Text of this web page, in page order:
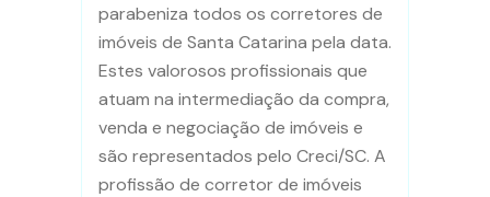
parabeniza todos os corretores de
imóveis de Santa Catarina pela data.
Estes valorosos profissionais que
atuam na intermediação da compra,
venda e negociação de imóveis e
são representados pelo Creci/SC. A
profissão de corretor de imóveis